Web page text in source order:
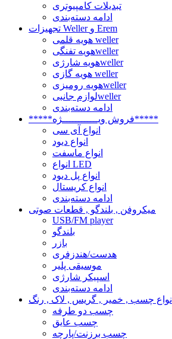
تبدیلات کامپیوتری
ادامه دسته‌بندی
تجهیزات Weller و Erem
هویه قلمی weller
هویه تفنگیweller
هویه شارژیweller
هویه گازی weller
هویه رومیزیweller
لوازم جانبیweller
ادامه دسته‌بندی
*****فروش ویــــــــــــژه*****
انواع آی سی
انواع دیود
انواع ماسفت
انواع LED
انواع پل دیود
انواع کریستال
ادامه دسته‌بندی
میکروفن , بلندگو , قطعات صوتی
USB/FM player
بلندگو
بازر
هدست/هندزفری
موسیقی پلیر
اسپیکر شارژی
ادامه دسته‌بندی
انواع چسب , خمیر , گریس , لاک , رنگ
چسب دو طرفه
چسب عایق
چسب برزنت/پارچه